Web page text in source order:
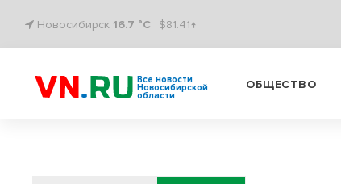
Новосибирск 16.7 °C $81.41↑
Все новости
Новосибирской
области
ОБЩЕСТВО